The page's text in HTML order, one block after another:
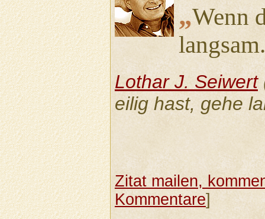
„Wenn
langsam.
Lothar J. Seiwert
eilig hast, gehe
Zitat mailen,
Kommentare]